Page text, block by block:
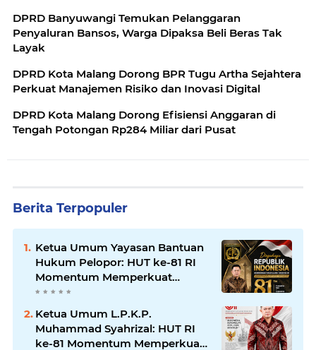
DPRD Banyuwangi Temukan Pelanggaran
Penyaluran Bansos, Warga Dipaksa Beli Beras Tak
Layak
DPRD Kota Malang Dorong BPR Tugu Artha Sejahtera
Perkuat Manajemen Risiko dan Inovasi Digital
DPRD Kota Malang Dorong Efisiensi Anggaran di
Tengah Potongan Rp284 Miliar dari Pusat
Berita Terpopuler
Ketua Umum Yayasan Bantuan
Hukum Pelopor: HUT ke-81 RI
Momentum Memperkuat
Keadilan, Persatuan, dan
Ketua Umum L.P.K.P.
Muhammad Syahrizal: HUT RI
ke-81 Momentum Memperkuat